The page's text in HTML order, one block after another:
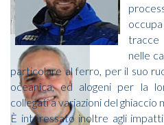
tracce
nelle
particolare al ferro, per il suo
oceanica, ed alogeni per la
collegati a variazioni del ghiaccio
È interessato inoltre agli